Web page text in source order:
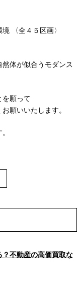
〈全４５区画〉
体が似合うモダンス
を願って
願いいたします。
？不動産の高価買取な